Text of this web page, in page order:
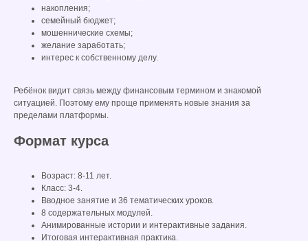
накопления;
семейный бюджет;
мошеннические схемы;
желание заработать;
интерес к собственному делу.
Ребёнок видит связь между финансовым термином и знакомой
ситуацией. Поэтому ему проще применять новые знания за
пределами платформы.
Формат курса
Возраст: 8-11 лет.
Класс: 3-4.
Вводное занятие и 36 тематических уроков.
8 содержательных модулей.
Анимированные истории и интерактивные задания.
Итоговая интерактивная практика.